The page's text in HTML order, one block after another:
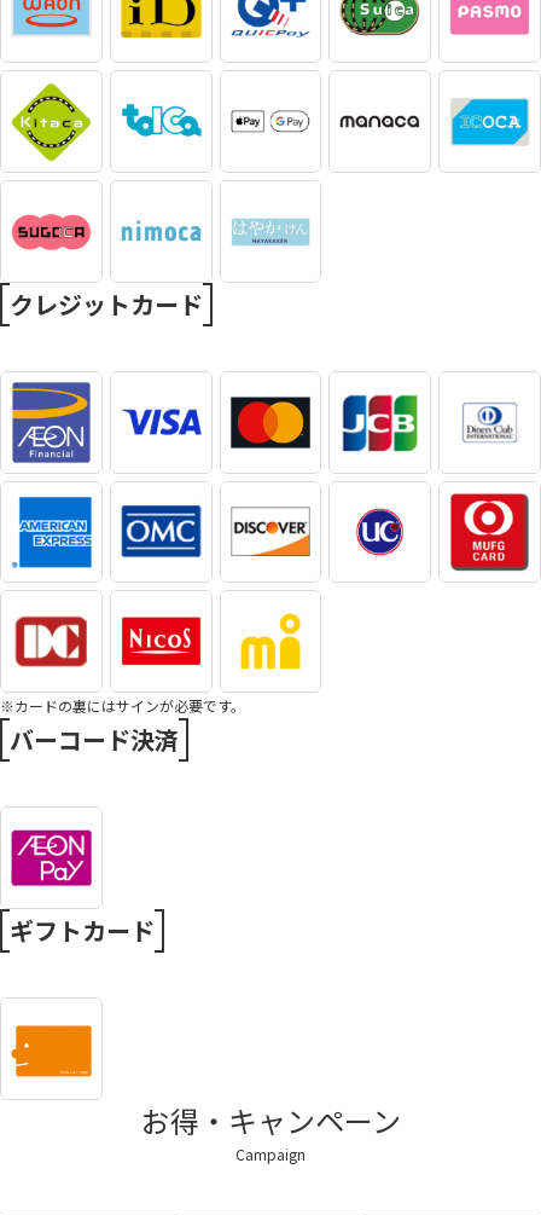
クレジットカード
※カードの裏にはサインが必要です。
バーコード決済
ギフトカード
お得・キャンペーン
Campaign